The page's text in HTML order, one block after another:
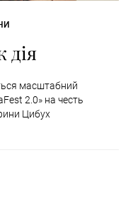
дія
масштабний
2.0» на честь
Цибух